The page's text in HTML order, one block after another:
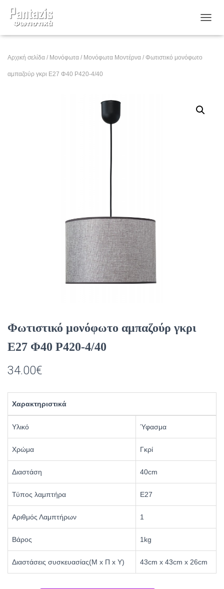
Αρχική σελίδα / Μονόφωτα / Μονόφωτα Μοντέρνα / Φωτιστικό μονόφωτο
αμπαζούρ γκρι Ε27 Φ40 Ρ420-4/40
Φωτιστικό μονόφωτο αμπαζούρ γκρι
Ε27 Φ40 Ρ420-4/40
34.00€
Χαρακτηριστικά
Υλικό Ύφασμα
Χρώμα Γκρί
Διαστάση 40cm
Τύπος λαμπτήρα Ε27
Αριθμός Λαμπτήρων 1
Βάρος 1kg
Διαστάσεις συσκευασίας(Μ x Π x Υ) 43cm x 43cm x 26cm